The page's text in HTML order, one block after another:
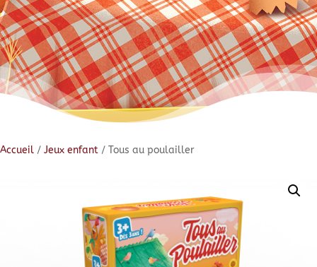
Accueil / Jeux enfant / Tous au poulailler